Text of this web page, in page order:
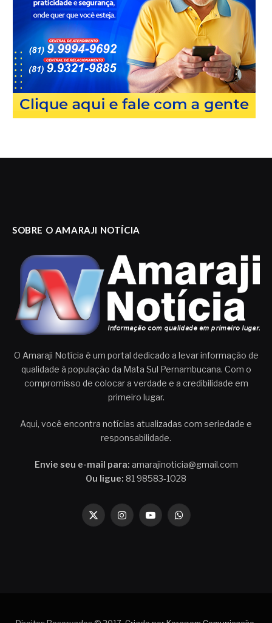
SOBRE O AMARAJI NOTÍCIA
O Amaraji Notícia é um portal dedicado a levar informação de
qualidade à população da Mata Sul Pernambucana. Com o
compromisso de colocar a verdade e a credibilidade em
primeiro lugar.
Aqui, você encontra notícias atualizadas com seriedade e
responsabilidade.
Envie seu e-mail para: amarajinoticia@gmail.com
Ou ligue: 81 98583-1028
X
InstagramYouTubeWhatsApp